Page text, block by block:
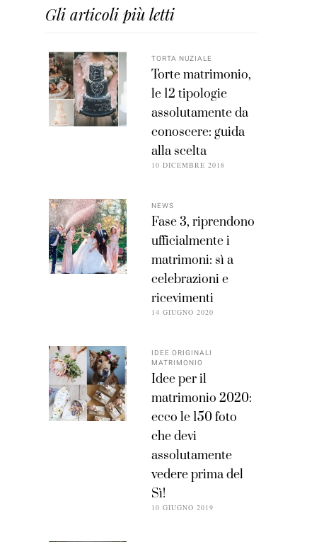
Gli articoli più letti
TORTA NUZIALE
Torte matrimonio,
le 12 tipologie
assolutamente da
conoscere: guida
alla scelta
10 DICEMBRE 2018
NEWS
Fase 3, riprendono
ufficialmente i
matrimoni: sì a
celebrazioni e
ricevimenti
14 GIUGNO 2020
IDEE ORIGINALI
MATRIMONIO
Idee per il
matrimonio 2020:
ecco le 150 foto
che devi
assolutamente
vedere prima del
Sì!
10 GIUGNO 2019